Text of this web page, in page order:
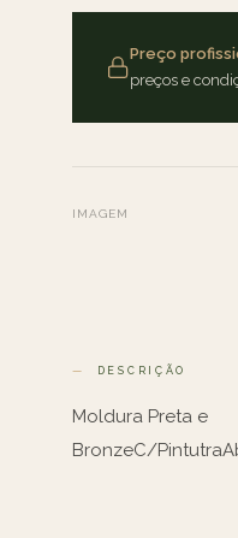
Preço
preços e
IMAGEM
DESCRIÇÃO
Moldura Preta e
BronzeC/